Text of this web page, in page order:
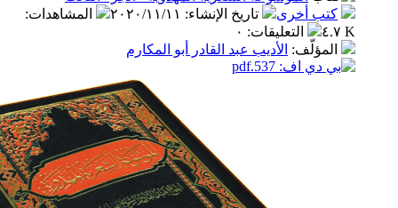
أخرى
تاريخ الإنشاء :٢٠٢٠/١١/١١ المشاهدات:
التعليقات:٠
الأديب عبد القادر أبو المكارم